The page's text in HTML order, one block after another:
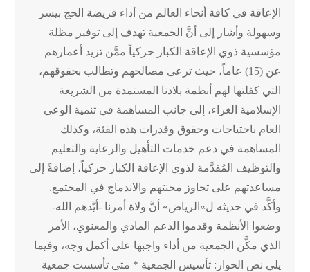
الإعاقة في كافة أنحاء العالم من أداء فريضة الحج بيسر
وسهولة وأشار إلى أنَّ الجمعية تهدف إلى توفير مظلة
مؤسسية ذوي الإعاقة الكبار حركياً ممَّن تزيد أعمارهم
عن (15) عاماً، حيث ترعى مصالحهم وتطالب بحقوقهم،
التي كفلتها لهم أنظمة بلادنا المستمدة من الشريعة
الإسلامية الغراء، إلى جانب المساهمة في تنمية الوعي
العام باحتياجات وحقوق وقدرات هذه الفئة، وكذلك
المساهمة في دعم خدمات التأهيل والرعاية والتعليم
والتوظيف المُقدَّمة لذوي الإعاقة الكبار حركياً، إضافةً إلى
مساعدتهم على تجاوز محنتهم والاندماج في المجتمع.
وأكَّد في حديثه ل»الرياض» أنَّ ولاة أمرنا -أيَّدهم الله-
وضعوا الأنظمة وقدموا الدعم المادي والمعنوي، الأمر
الذي مكَّن الجمعية من أداء واجبها على أكمل وجه، وفيما
يلي نص الحوار: تأسيس الجمعية * متى تأسست جمعية